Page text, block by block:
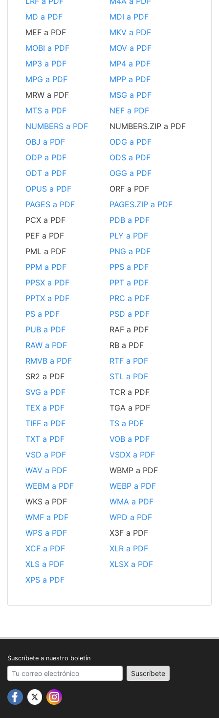
MD a PDF
MDI a PDF
MEF a PDF
MKV a PDF
MOBI a PDF
MOV a PDF
MP3 a PDF
MP4 a PDF
MPG a PDF
MPP a PDF
MRW a PDF
MSG a PDF
MTS a PDF
NEF a PDF
NUMBERS a PDF
NUMBERS.ZIP a PDF
OBJ a PDF
ODG a PDF
ODP a PDF
ODS a PDF
ODT a PDF
OGG a PDF
OPUS a PDF
ORF a PDF
PAGES a PDF
PAGES.ZIP a PDF
PCX a PDF
PDB a PDF
PEF a PDF
PLY a PDF
PML a PDF
PNG a PDF
PPM a PDF
PPS a PDF
PPSX a PDF
PPT a PDF
PPTX a PDF
PRC a PDF
PS a PDF
PSD a PDF
PUB a PDF
RAF a PDF
RAW a PDF
RB a PDF
RMVB a PDF
RTF a PDF
SR2 a PDF
STL a PDF
SVG a PDF
TCR a PDF
TEX a PDF
TGA a PDF
TIFF a PDF
TS a PDF
TXT a PDF
VOB a PDF
VSD a PDF
VSDX a PDF
WAV a PDF
WBMP a PDF
WEBM a PDF
WEBP a PDF
WKS a PDF
WMA a PDF
WMF a PDF
WPD a PDF
WPS a PDF
X3F a PDF
XCF a PDF
XLR a PDF
XLS a PDF
XLSX a PDF
XPS a PDF
Suscríbete a nuestro boletín
Your email address Suscríbete